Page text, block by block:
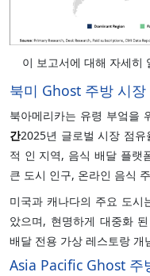
이 보고서에 대해 자세히
북미 Ghost 주방 시장
북아메리카는 유령 부엌을
간2025년 글로벌 시장 점
적 인 지역, 음식 배달 플랫
큰 도시 인구, 온라인 음식
미국과 캐나다의 주요 도
았으며, 현명하게 대중화
배달 전용 가상 레스토랑 개
Asia Pacific Ghost 주